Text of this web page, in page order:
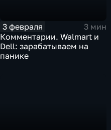
3 февраля
3 мин
Комментарии. Walmart и
Dell: зарабатываем на
панике